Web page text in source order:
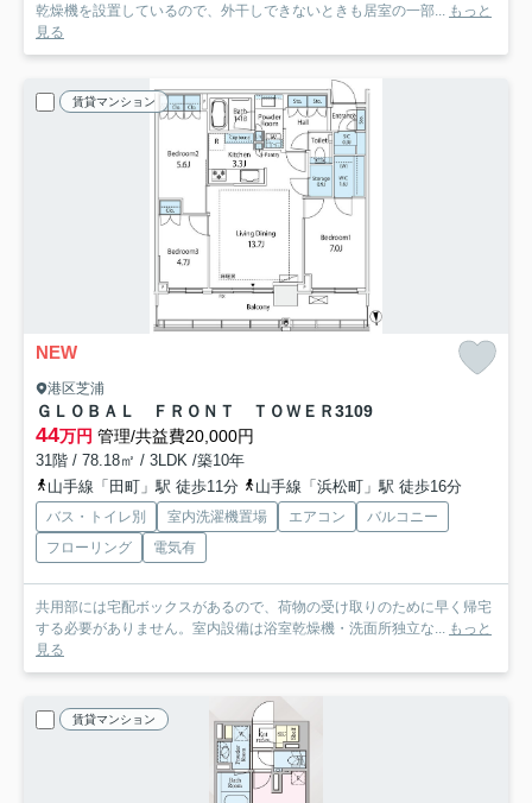
乾燥機を設置しているので、外干しできないときも居室の一部... もっと
見る
賃貸マンション
NEW
港区芝浦
ＧＬＯＢＡＬ ＦＲＯＮＴ ＴＯＷＥＲ3109
44万円 管理/共益費20,000円
31階 / 78.18㎡ / 3LDK /築10年
山手線「田町」駅 徒歩11分
山手線「浜松町」駅 徒歩16分
バス・トイレ別 室内洗濯機置場 エアコン
バルコニー
フローリング
電気有
共用部には宅配ボックスがあるので、荷物の受け取りのために早く帰宅
する必要がありません。室内設備は浴室乾燥機・洗面所独立な... もっと
見る
賃貸マンション